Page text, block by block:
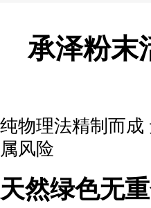
承泽粉末
纯物理法精制而成
属风险
天然绿色无